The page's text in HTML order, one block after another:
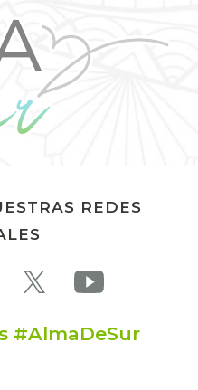
REDES
#AlmaDeSur